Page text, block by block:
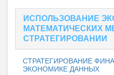
ИСПОЛЬЗОВАНИЕ
МАТЕМАТИЧЕСКИХ
СТРАТЕГИРОВАНИИ
СТРАТЕГИРОВАНИЕ
ЭКОНОМИКЕ ДАННЫХ